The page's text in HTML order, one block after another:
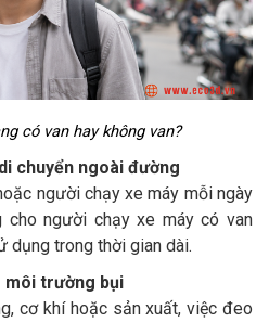
có van hay không van?
chuyển ngoài đường
người chạy xe máy mỗi ngày
cho người chạy xe máy có van
dụng trong thời gian dài.
môi trường bụi
cơ khí hoặc sản xuất, việc đeo